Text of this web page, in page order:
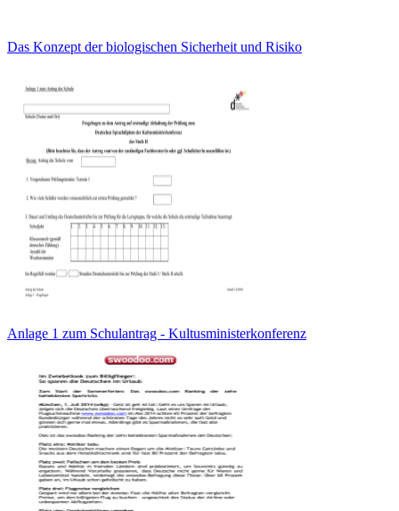
Das Konzept der biologischen Sicherheit und Risiko
Anlage 1 zum Schulantrag - Kultusministerkonferenz